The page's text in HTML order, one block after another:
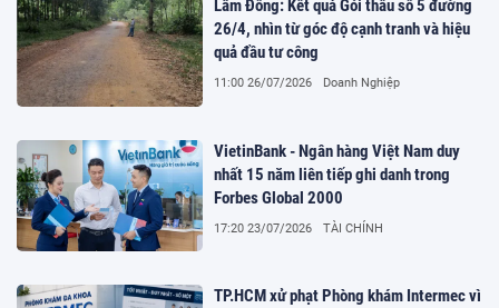
Lâm Đồng: Kết quả Gói thầu số 5 đường
26/4, nhìn từ góc độ cạnh tranh và hiệu
quả đầu tư công
11:00 26/07/2026 Doanh Nghiệp
VietinBank - Ngân hàng Việt Nam duy
nhất 15 năm liên tiếp ghi danh trong
Forbes Global 2000
17:20 23/07/2026 TÀI CHÍNH
TP.HCM xử phạt Phòng khám Intermec vì